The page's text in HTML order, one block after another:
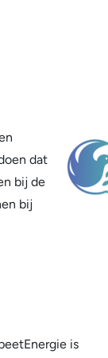
dat
bij de
bij
is